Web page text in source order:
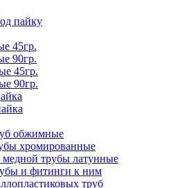
пайку
45гр.
90гр.
45гр.
90гр.
обжимные
хромированные
трубы латунные
и фитинги к ним
труб